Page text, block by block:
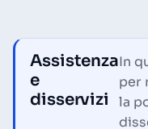
Assistenza
e
disservizi
In
per
la